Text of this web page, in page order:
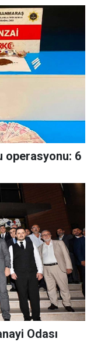
operasyonu: 6
Odası